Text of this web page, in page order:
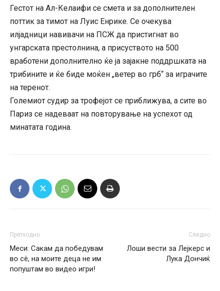
Гестот на Ал-Келаифи се смета и за дополнителен
поттик за тимот на Луис Енрике. Се очекува
илјадници навивачи на ПСЖ да пристигнат во
унгарската престолнина, а присуството на 500
вработени дополнително ќе ја зајакне поддршката на
трибините и ќе биде моќен „ветер во грб“ за играчите
на теренот.
Големиот судир за трофејот се приближува, а сите во
Париз се надеваат на повторување на успехот од
минатата година.
Претходно
Меси: Сакам да победувам
во сè, на моите деца не им
попуштам во видео игри!
Следно
Лоши вести за Лејкерс и
Лука Дончиќ